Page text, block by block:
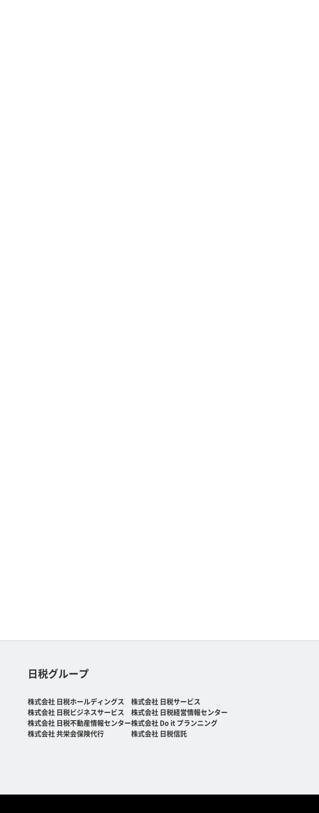
日税グループ
株式会社 日税ホールディングス
株式会社 日税ビジネスサービス
株式会社 日税不動産情報センター
株式会社 共栄会保険代行
株式会社 日税サービス
株式会社 日税経営情報センター
株式会社 Do it プランニング
株式会社 日税信託